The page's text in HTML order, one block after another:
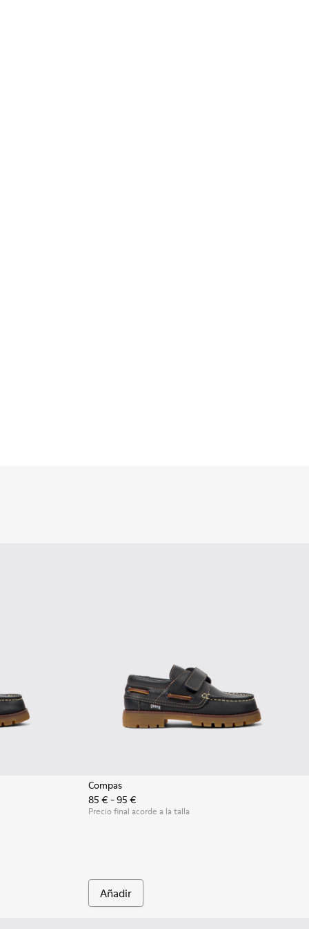
con suelas de goma.
náuticos de piel azules para niños con suelas de goma.
- Zapatos náuticos de piel multicolor para niños.
007 - Náuticos de piel marrón para niños.
Compas
85 € - 95 €
Precio final acorde a la talla
Añadir